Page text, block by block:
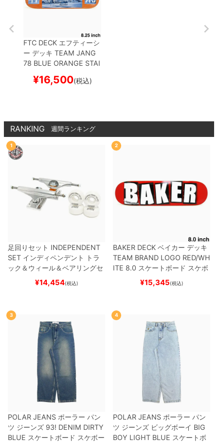
FTC DECK エフティーシ
ー デッキ TEAM JANG
78 BLUE ORANGE STAI
スケボー
¥16,500(税込)
RANKING 週間ランキング
1
足回りセット INDEPENDENT
SET インディペンデント
トラ
ック＆ウィール＆ベアリングセ
（トリック用）
ード スケボー
¥14,454(税込)
2
BAKER DECK ベイカー デッキ
TEAM BRAND LOGO RED/WH
ITE 8.0 スケートボード スケボ
¥15,345(税込)
3
POLAR JEANS ポーラー パン
ツ ジーンズ 93! DENIM DIRTY
BLUE スケートボード スケボー
4
POLAR JEANS ポーラー パン
ツ ジーンズ ビッグボーイ BIG
BOY LIGHT BLUE スケートボ